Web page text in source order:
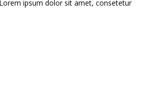
ipsum dolor sit amet, consetetur